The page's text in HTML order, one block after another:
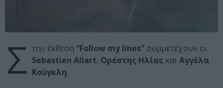
Σ την έκθεση “Follow my lines” συμμετέχουν οι
Sebastien Allart, Ορέστης Ηλίας καιΑγγέλα
Κούγκλη.